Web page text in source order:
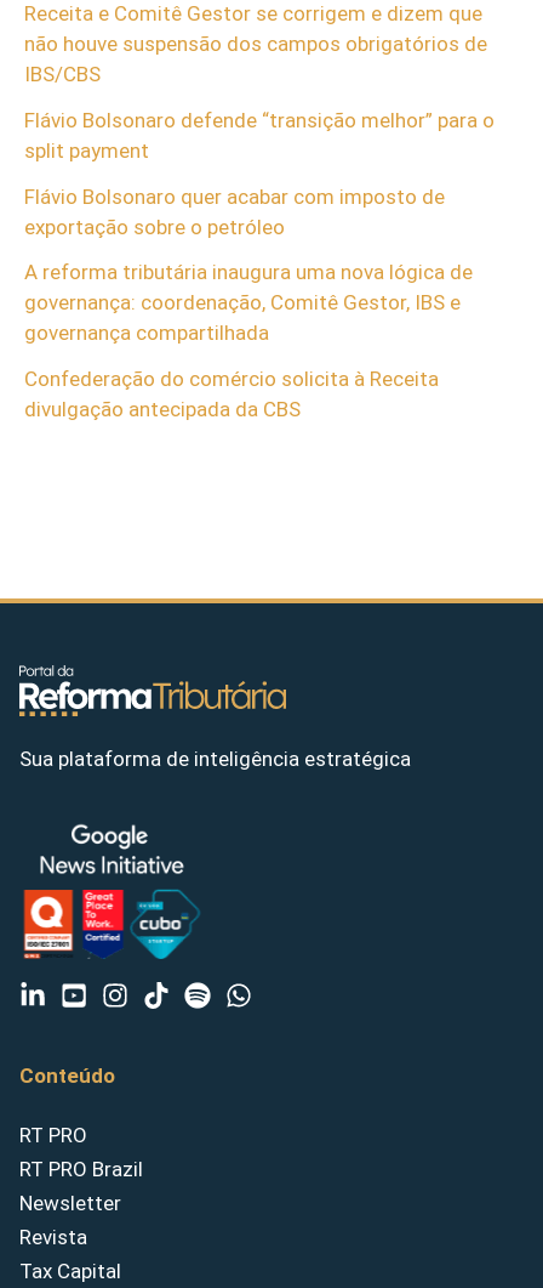
Receita e Comitê Gestor se corrigem e dizem que
não houve suspensão dos campos obrigatórios de
IBS/CBS
Flávio Bolsonaro defende “transição melhor” para o
split payment
Flávio Bolsonaro quer acabar com imposto de
exportação sobre o petróleo
A reforma tributária inaugura uma nova lógica de
governança: coordenação, Comitê Gestor, IBS e
governança compartilhada
Confederação do comércio solicita à Receita
divulgação antecipada da CBS
Sua plataforma de inteligência estratégica
Conteúdo
RT PRO
RT PRO Brazil
Newsletter
Revista
Tax Capital